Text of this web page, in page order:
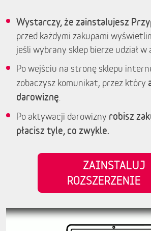
Wystarczy, że zainstalujesz
przed każdymi zakupami
jeśli wybrany sklep bierze udział w
Po wejściu na stronę sklepu
zobaczysz komunikat, przez który
darowiznę
Po aktywacji darowizny robisz
płacisz tyle, co zwykle.
ZAINSTALUJ
ROZSZERZENIE